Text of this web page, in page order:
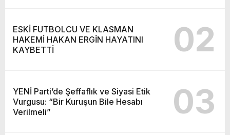
ESKİ FUTBOLCU VE KLASMAN
HAKEMİ HAKAN ERGİN HAYATINI
KAYBETTİ
02
YENİ Parti’de Şeffaflık ve Siyasi Etik
Vurgusu: “Bir Kuruşun Bile Hesabı
Verilmeli”
03